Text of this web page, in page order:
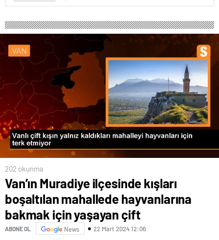
202 okunma
Van’ın Muradiye ilçesinde kışları
boşaltılan mahallede hayvanlarına
bakmak için yaşayan çift
ABONE OL News 22 Mart 2024 12:06